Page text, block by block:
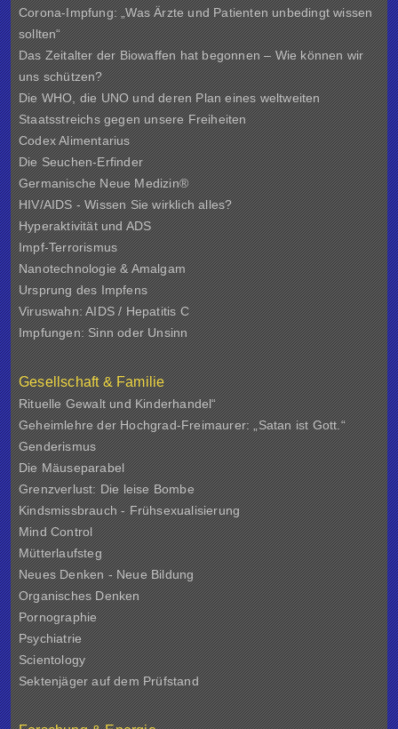
Corona-Impfung: „Was Ärzte und Patienten unbedingt wissen
sollten“
Das Zeitalter der Biowaffen hat begonnen – Wie können wir
uns schützen?
Die WHO, die UNO und deren Plan eines weltweiten
Staatsstreichs gegen unsere Freiheiten
Codex Alimentarius
Die Seuchen-Erfinder
Germanische Neue Medizin®
HIV/AIDS - Wissen Sie wirklich alles?
Hyperaktivität und ADS
Impf-Terrorismus
Nanotechnologie & Amalgam
Ursprung des Impfens
Viruswahn: AIDS / Hepatitis C
Impfungen: Sinn oder Unsinn
Gesellschaft & Familie
Rituelle Gewalt und Kinderhandel“
Geheimlehre der Hochgrad-Freimaurer: „Satan ist Gott.“
Genderismus
Die Mäuseparabel
Grenzverlust: Die leise Bombe
Kindsmissbrauch - Frühsexualisierung
Mind Control
Mütterlaufsteg
Neues Denken - Neue Bildung
Organisches Denken
Pornographie
Psychiatrie
Scientology
Sektenjäger auf dem Prüfstand